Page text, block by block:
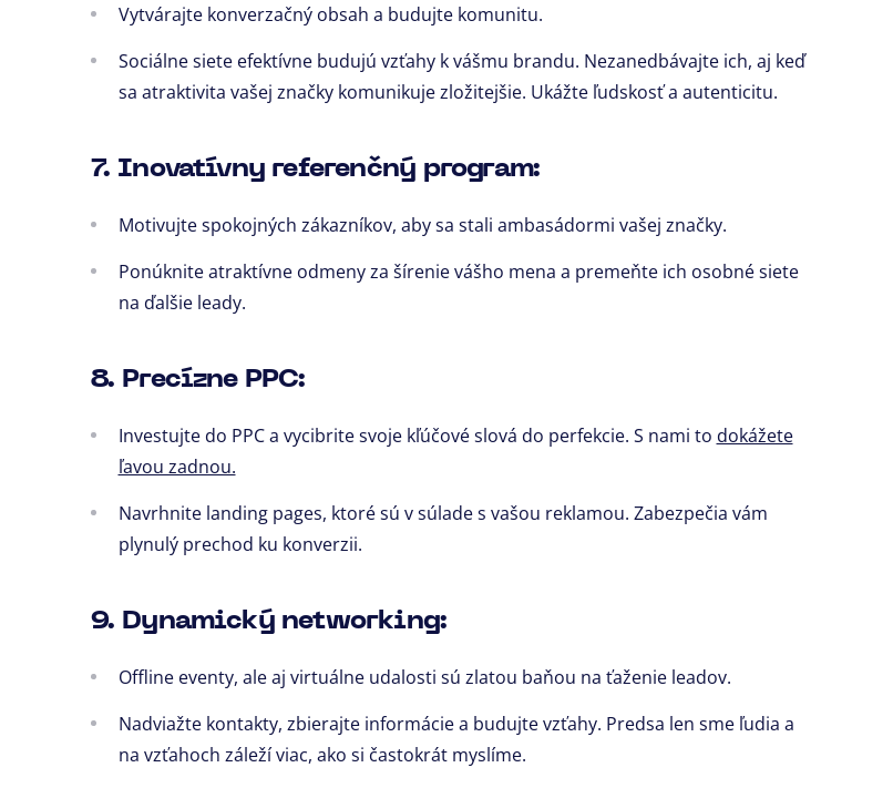
Vytvárajte konverzačný obsah a budujte komunitu.
Sociálne siete efektívne budujú vzťahy k vášmu brandu. Nezanedbávajte ich, aj keď
sa atraktivita vašej značky komunikuje zložitejšie. Ukážte ľudskosť a autenticitu.
7. Inovatívny referenčný program:
Motivujte spokojných zákazníkov, aby sa stali ambasádormi vašej značky.
Ponúknite atraktívne odmeny za šírenie vášho mena a premeňte ich osobné siete
na ďalšie leady.
8. Precízne PPC:
Investujte do PPC a vycibrite svoje kľúčové slová do perfekcie. S nami to dokážete
ľavou zadnou.
Navrhnite landing pages, ktoré sú v súlade s vašou reklamou. Zabezpečia vám
plynulý prechod ku konverzii.
9. Dynamický networking:
Offline eventy, ale aj virtuálne udalosti sú zlatou baňou na ťaženie leadov.
Nadviažte kontakty, zbierajte informácie a budujte vzťahy. Predsa len sme ľudia a
na vzťahoch záleží viac, ako si častokrát myslíme.